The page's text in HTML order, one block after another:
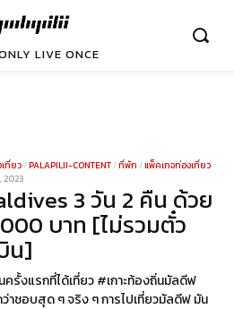
LIVE ONCE
เที่ยว /PALAPILII-CONTENT /ที่พัก /แพ็คเกจท่องเที่ยว
2023
11,
2023
3 วัน 2 คืน ด้วย
บาท [ไม่รวมตั๋ว
น]
ครั้งแรกที่ได้เที่ยว #เกาะท้องถิ่นมัลดีฟ
าชอบสุด ๆ จริง ๆ การไปเที่ยวมัลดีฟ มัน